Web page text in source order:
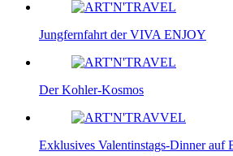
Jungfernfahrt der VIVA ENJOY
Der Kohler-Kosmos
Exklusives Valentinstags-Dinner auf